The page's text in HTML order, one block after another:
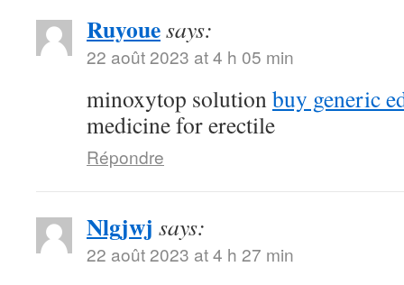
Ruyouesays:
22 août 2023 at 4 h 05 min
minoxytop solutionbuy generic
medicine for erectile
Répondre
Nlgjwj says:
22 août 2023 at 4 h 27 min